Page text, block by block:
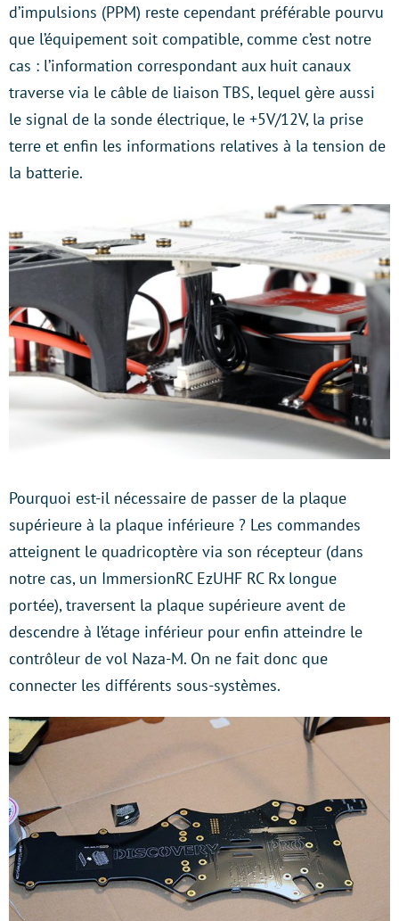
d’impulsions (PPM) reste cependant préférable pourvu
que l’équipement soit compatible, comme c’est notre
cas : l’information correspondant aux huit canaux
traverse via le câble de liaison TBS, lequel gère aussi
le signal de la sonde électrique, le +5V/12V, la prise
terre et enfin les informations relatives à la tension de
la batterie.
Pourquoi est-il nécessaire de passer de la plaque
supérieure à la plaque inférieure ? Les commandes
atteignent le quadricoptère via son récepteur (dans
notre cas, un ImmersionRC EzUHF RC Rx longue
portée), traversent la plaque supérieure avent de
descendre à l’étage inférieur pour enfin atteindre le
contrôleur de vol Naza-M. On ne fait donc que
connecter les différents sous-systèmes.